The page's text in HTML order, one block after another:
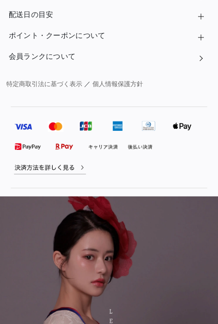
配送日の目安
ポイント・クーポンについて
会員ランクについて
特定商取引法に基づく表示 ／個人情報保護方針